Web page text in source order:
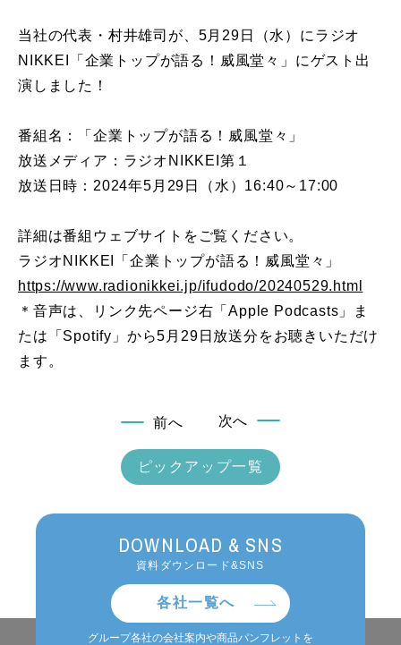
当社の代表・村井雄司が、5月29日（水）にラジオ
NIKKEI「企業トップが語る！威風堂々」にゲスト出
演しました！
番組名：「企業トップが語る！威風堂々」
放送メディア：ラジオNIKKEI第１
放送日時：2024年5月29日（水）16:40～17:00
詳細は番組ウェブサイトをご覧ください。
ラジオNIKKEI「企業トップが語る！威風堂々」
https://www.radionikkei.jp/ifudodo/20240529.html
＊音声は、リンク先ページ右「Apple Podcasts」ま
たは「Spotify」から5月29日放送分をお聴きいただけ
ます。
前へ
ピックアップ一覧
次へ
DOWNLOAD & SNS
資料ダウンロード&SNS
各社一覧へ
グループ各社の会社案内や商品パンフレットを